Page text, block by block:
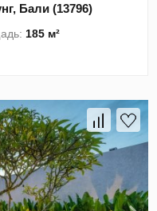
Бали (13796)
185 м²